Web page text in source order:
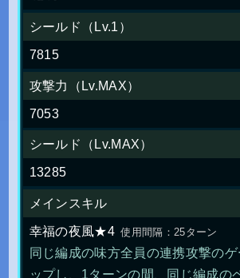
シールド（Lv.1）
7815
攻撃力（Lv.MAX）
7053
シールド（Lv.MAX）
13285
メインスキル
幸福の夜風★4 使用間隔：25ターン
同じ編成の味方全員の連携攻撃の
ップし、1ターンの間、同じ編成の